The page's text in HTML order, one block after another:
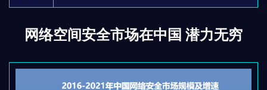
网络空间安全市场在中国 潜力无穷